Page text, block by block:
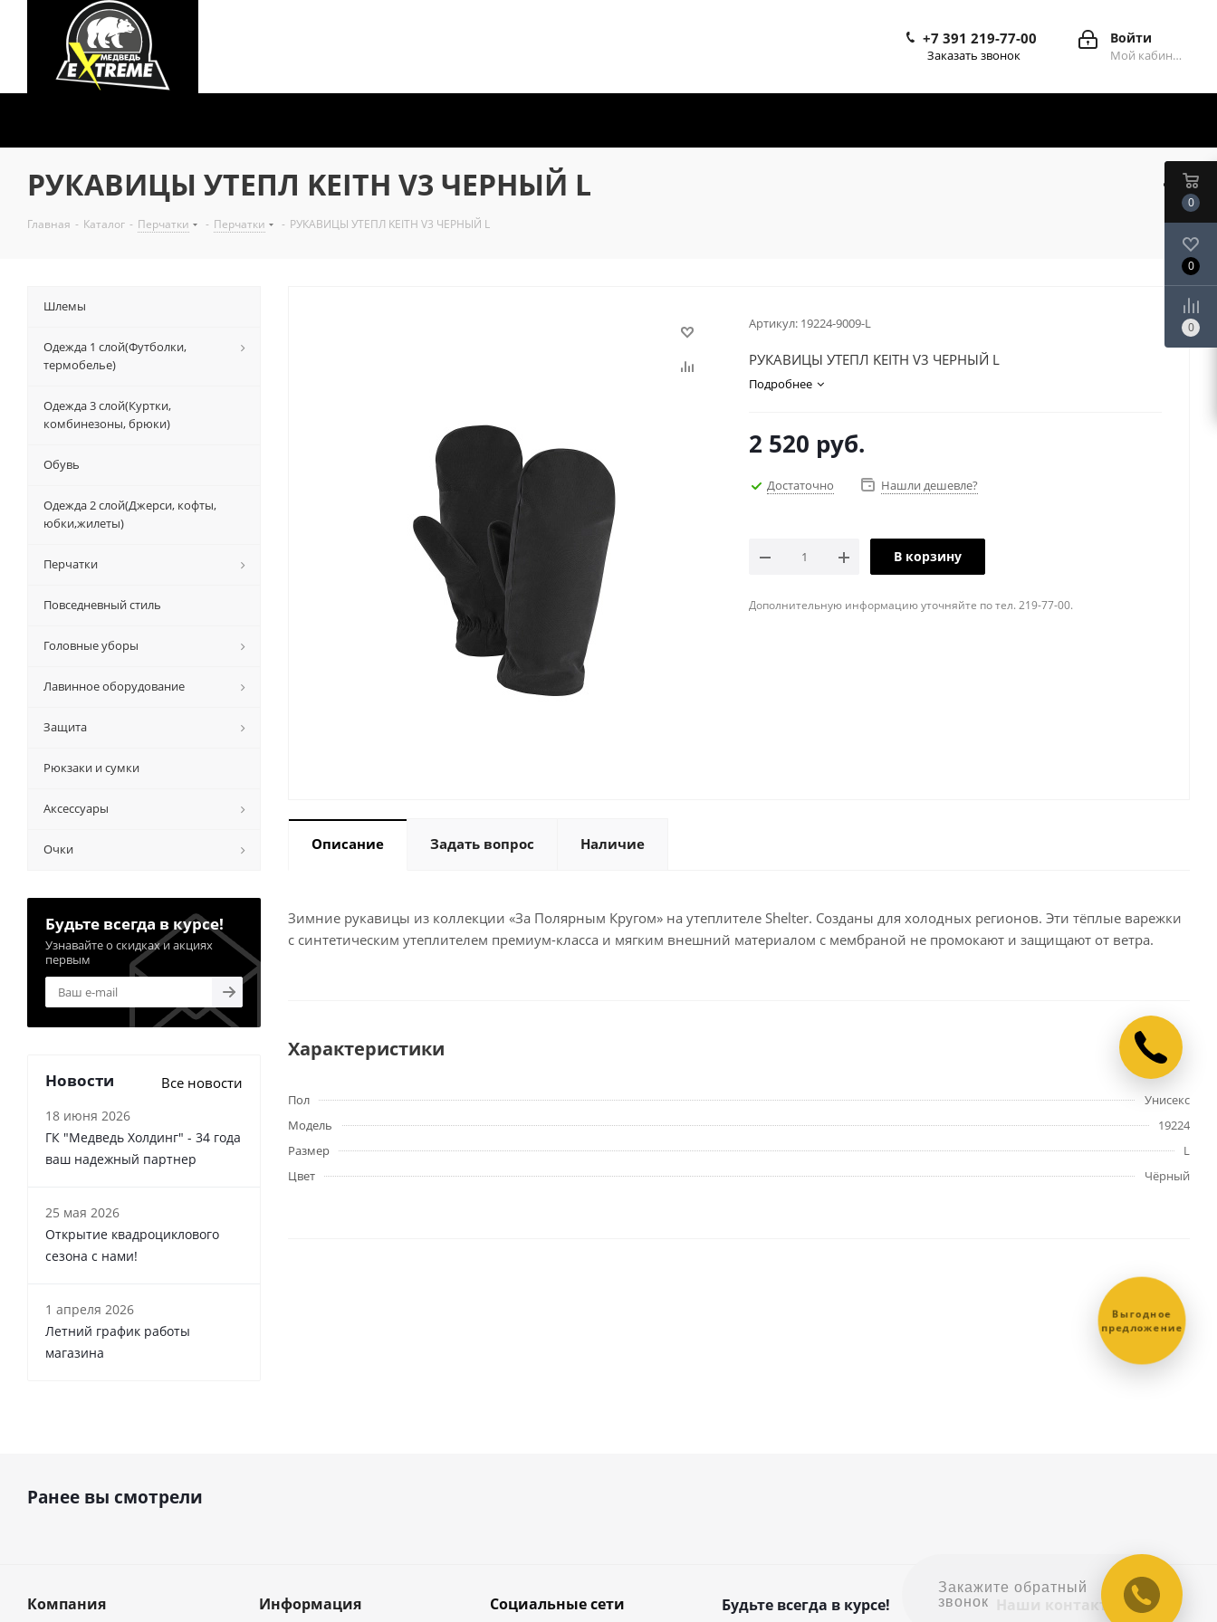
Войти
Мой кабинет
+7 391 219-77-00
Заказать звонок
РУКАВИЦЫ УТЕПЛ KEITH V3 ЧЕРНЫЙ L
Главная - Каталог - Перчатки - Перчатки - РУКАВИЦЫ УТЕПЛ KEITH V3 ЧЕРНЫЙ L
Артикул: 19224-9009-L
РУКАВИЦЫ УТЕПЛ KEITH V3 ЧЕРНЫЙ L
Подробнее
2 520 руб.
Достаточно Нашли дешевле?
В корзину
Дополнительную информацию уточняйте по тел. 219-77-00.
Описание Задать вопрос Наличие
Зимние рукавицы из коллекции «За Полярным Кругом» на утеплителе Shelter. Созданы для холодных регионов. Эти тёплые варежки
с синтетическим утеплителем премиум-класса и мягким внешний материалом с мембраной не промокают и защищают от ветра.
Характеристики
Пол
Унисекс
Модель
19224
Размер
L
Цвет
Чёрный
Шлемы
Одежда 1 слой(Футболки,
термобелье)
Одежда 3 слой(Куртки,
комбинезоны, брюки)
Обувь
Одежда 2 слой(Джерси, кофты,
юбки,жилеты)
Перчатки
Повседневный стиль
Головные уборы
Лавинное оборудование
Защита
Рюкзаки и сумки
Аксессуары
Очки
Будьте всегда в курсе!
Узнавайте о скидках и акциях
первым
Новости Все новости
18 июня 2026
ГК "Медведь Холдинг" - 34 года
ваш надежный партнер
25 мая 2026
Открытие квадроциклового
сезона с нами!
1 апреля 2026
Летний график работы
магазина
Ранее вы смотрели
Компания Информация Социальные сети Будьте всегда в курсе! Наши контакты
0
0
0
Закажите обратный
звонок
Выгодное
предложение